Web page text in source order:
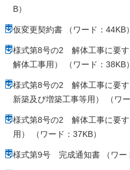
B）
仮変更契約書 （ワード：44KB）
様式第8号の2 解体工事に要す
解体工事用） （ワード：38KB）
様式第8号の2 解体工事に要す
新築及び増築工事等用） （ワー
様式第8号の2 解体工事に要
用） （ワード：37KB）
様式第9号 完成通知書 （ワー